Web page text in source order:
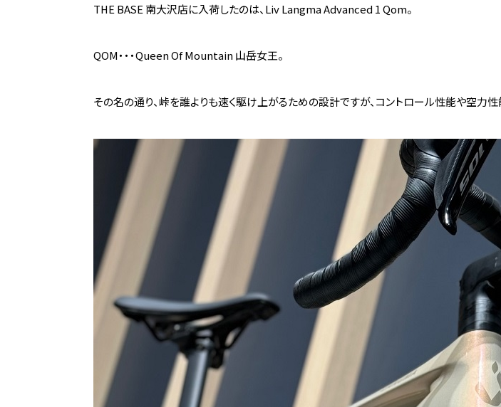
THE BASE 南大沢店に入荷したのは、Liv Langma Advanced 1 Qom。
QOM・・・Queen Of Mountain 山岳女王。
その名の通り、峠を誰よりも速く駆け上がるための設計ですが、コントロール性能や空力性